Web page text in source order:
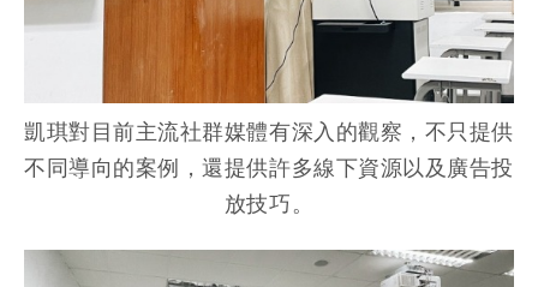
凱琪對目前主流社群媒體有深入的觀察，不只提供
不同導向的案例，還提供許多線下資源以及廣告投
放技巧。